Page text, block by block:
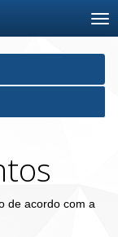
de acordo com a